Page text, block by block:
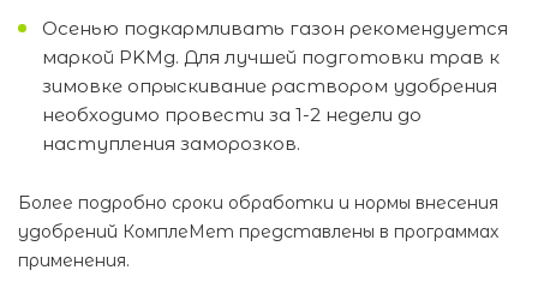
Осенью подкармливать газон рекомендуется
маркой PKМg. Для лучшей подготовки трав к
зимовке опрыскивание раствором удобрения
необходимо провести за 1-2 недели до
наступления заморозков.
Более подробно сроки обработки и нормы внесения
удобрений КомплеМет представлены в программах
применения.